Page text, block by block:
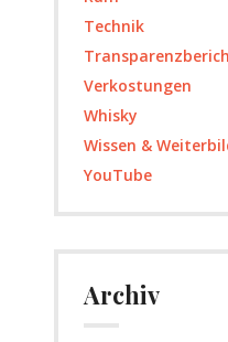
Technik
Verkostungen
Whisky
Wissen &
YouTube
Archiv